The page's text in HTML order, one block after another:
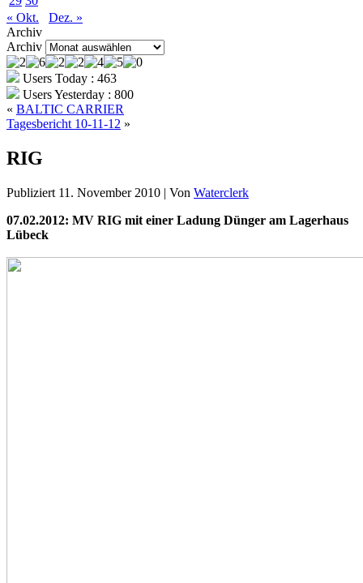
« Okt.
Dez. »
Archiv
Archiv
Users Today : 463
Users Yesterday : 800
« BALTIC CARRIER
Tagesbericht 10-11-12 »
RIG
Publiziert 11. November 2010 | Von Waterclerk
07.02.2012: MV RIG mit einer Ladung Dünger am Lagerhaus
Lübeck